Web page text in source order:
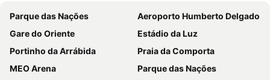
Parque das Nações
Aeroporto Humberto Delgado
Gare do Oriente
Estádio da Luz
Portinho da Arrábida
Praia da Comporta
MEO Arena
Parque das Nações